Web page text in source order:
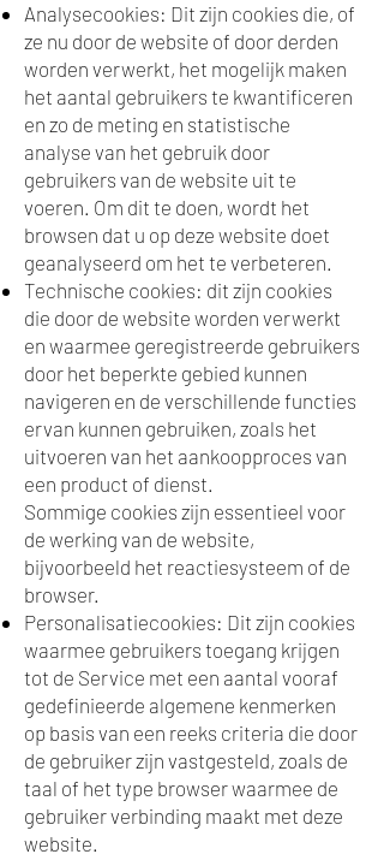
Analysecookies: Dit zijn cookies die, of
ze nu door de website of door derden
worden verwerkt, het mogelijk maken
het aantal gebruikers te kwantificeren
en zo de meting en statistische
analyse van het gebruik door
gebruikers van de website uit te
voeren. Om dit te doen, wordt het
browsen dat u op deze website doet
geanalyseerd om het te verbeteren.
Technische cookies: dit zijn cookies
die door de website worden verwerkt
en waarmee geregistreerde gebruikers
door het beperkte gebied kunnen
navigeren en de verschillende functies
ervan kunnen gebruiken, zoals het
uitvoeren van het aankoopproces van
een product of dienst.
Sommige cookies zijn essentieel voor
de werking van de website,
bijvoorbeeld het reactiesysteem of de
browser.
Personalisatiecookies: Dit zijn cookies
waarmee gebruikers toegang krijgen
tot de Service met een aantal vooraf
gedefinieerde algemene kenmerken
op basis van een reeks criteria die door
de gebruiker zijn vastgesteld, zoals de
taal of het type browser waarmee de
gebruiker verbinding maakt met deze
website.